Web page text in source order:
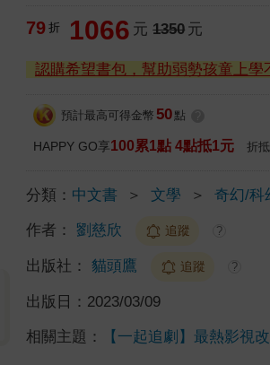
79 折 1066 元 1350 元
認購希望書包，幫助弱勢孩童上學
預計最高可得金幣 50 點
HAPPY GO享100累1點 4點抵1元 折
分類： 中文書 ＞ 文學 ＞ 奇幻/科
作者： 劉慈欣 追蹤 ?
出版社： 貓頭鷹 追蹤 ?
出版日： 2023/03/09
相關主題： 【一起追劇】最熱影視